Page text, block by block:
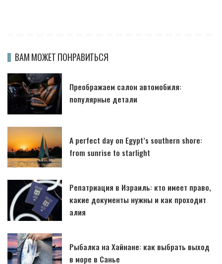
ВАМ МОЖЕТ ПОНРАВИТЬСЯ
Преображаем салон автомобиля:
популярные детали
A perfect day on Egypt’s southern shore:
from sunrise to starlight
Репатриация в Израиль: кто имеет право,
какие документы нужны и как проходит
алия
Рыбалка на Хайнане: как выбрать выход
в море в Санье